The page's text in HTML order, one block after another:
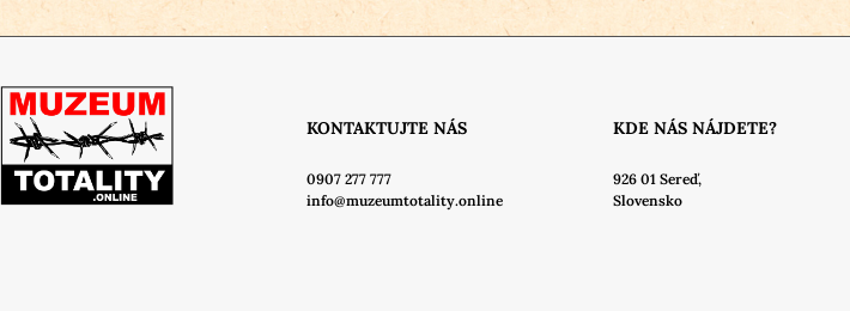
KONTAKTUJTE NÁS
0907 277 777
info@muzeumtotality.online
KDE NÁS NÁJDETE?
926 01 Sereď,
Slovensko